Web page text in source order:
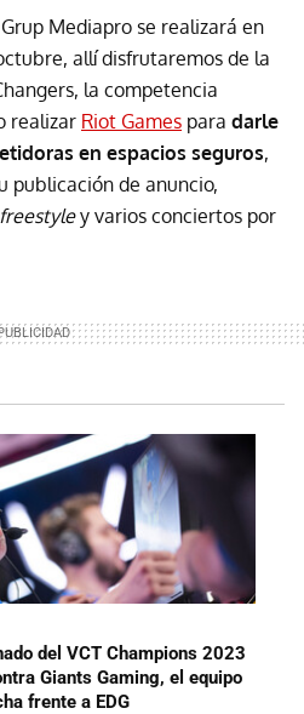
Mediapro se realizará en
allí disfrutaremos de la
la competencia
realizar Riot Games para darle
en espacios seguros,
publicación de anuncio,
freestyley varios conciertos por
del VCT Champions 2023
Giants Gaming, el equipo
frente a EDG